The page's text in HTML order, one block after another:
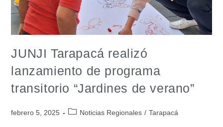
JUNJI Tarapacá realizó
lanzamiento de programa
transitorio “Jardines de verano”
febrero 5, 2025 Noticias Regionales / Tarapacá